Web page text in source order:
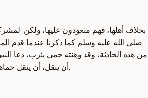
بخلاف أهلها، فهم متعودون عليها، ولكن
صلى الله عليه وسلم كما ذكرنا عندما قدم
من هذه الحادثة، وقد وهنته حمى يثرب، دعا
أن ينقل، أن ينقل حماها، أن الله تبارك وتعالى.